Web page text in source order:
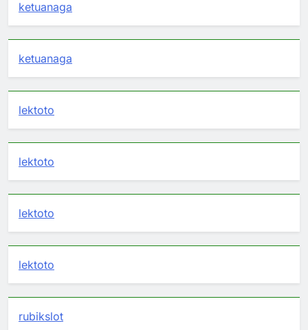
ketuanaga
ketuanaga
lektoto
lektoto
lektoto
lektoto
rubikslot